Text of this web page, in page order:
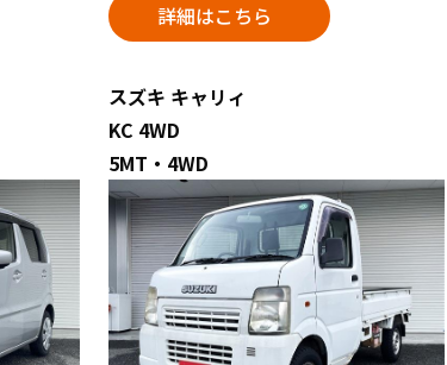
詳細はこちら
スズキ キャリィ
KC 4WD
5MT・4WD